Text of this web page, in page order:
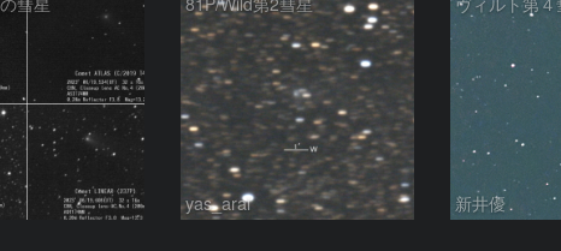
yas_arai 新井優